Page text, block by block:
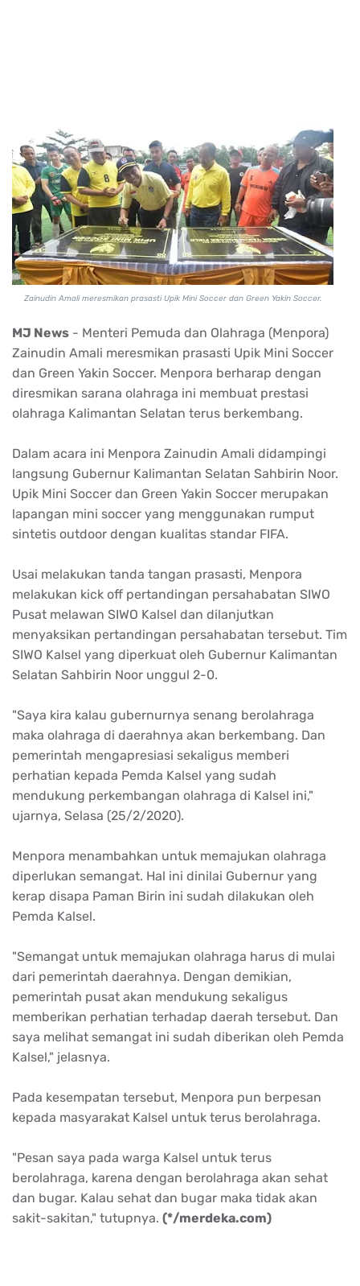
Zainudin Amali meresmikan prasasti Upik Mini Soccer dan Green Yakin Soccer.
MJ News - Menteri Pemuda dan Olahraga (Menpora)
Zainudin Amali meresmikan prasasti Upik Mini Soccer
dan Green Yakin Soccer. Menpora berharap dengan
diresmikan sarana olahraga ini membuat prestasi
olahraga Kalimantan Selatan terus berkembang.
Dalam acara ini Menpora Zainudin Amali didampingi
langsung Gubernur Kalimantan Selatan Sahbirin Noor.
Upik Mini Soccer dan Green Yakin Soccer merupakan
lapangan mini soccer yang menggunakan rumput
sintetis outdoor dengan kualitas standar FIFA.
Usai melakukan tanda tangan prasasti, Menpora
melakukan kick off pertandingan persahabatan SIWO
Pusat melawan SIWO Kalsel dan dilanjutkan
menyaksikan pertandingan persahabatan tersebut. Tim
SIWO Kalsel yang diperkuat oleh Gubernur Kalimantan
Selatan Sahbirin Noor unggul 2-0.
"Saya kira kalau gubernurnya senang berolahraga
maka olahraga di daerahnya akan berkembang. Dan
pemerintah mengapresiasi sekaligus memberi
perhatian kepada Pemda Kalsel yang sudah
mendukung perkembangan olahraga di Kalsel ini,"
ujarnya, Selasa (25/2/2020).
Menpora menambahkan untuk memajukan olahraga
diperlukan semangat. Hal ini dinilai Gubernur yang
kerap disapa Paman Birin ini sudah dilakukan oleh
Pemda Kalsel.
"Semangat untuk memajukan olahraga harus di mulai
dari pemerintah daerahnya. Dengan demikian,
pemerintah pusat akan mendukung sekaligus
memberikan perhatian terhadap daerah tersebut. Dan
saya melihat semangat ini sudah diberikan oleh Pemda
Kalsel," jelasnya.
Pada kesempatan tersebut, Menpora pun berpesan
kepada masyarakat Kalsel untuk terus berolahraga.
"Pesan saya pada warga Kalsel untuk terus
berolahraga, karena dengan berolahraga akan sehat
dan bugar. Kalau sehat dan bugar maka tidak akan
sakit-sakitan," tutupnya. (*/merdeka.com)